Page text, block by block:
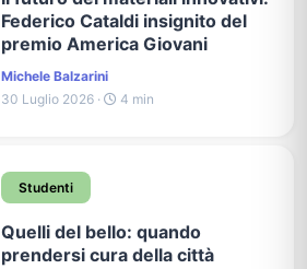
Federico Cataldi insignito del
premio America Giovani
Michele Balzarini
30 Luglio 2026 ·
4 min
Studenti
Quelli del bello: quando
prendersi cura della città